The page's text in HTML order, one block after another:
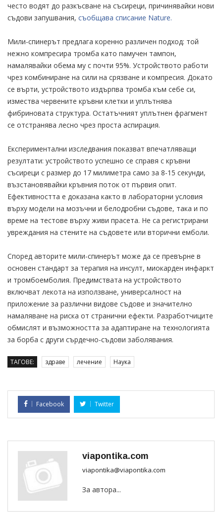
често водят до разкъсване на съсиреци, причинявайки нови
съдови запушвания, съобщава списание Nature.
Мили-спинерът предлага коренно различен подход: той
нежно компресира тромба като памучен тампон,
намалявайки обема му с почти 95%. Устройството работи
чрез комбиниране на сили на срязване и компресия. Докато
се върти, устройството издърпва тромба към себе си,
измества червените кръвни клетки и уплътнява
фибриновата структура. Остатъчният уплътнен фрагмент
се отстранява лесно чрез проста аспирация.
Експериментални изследвания показват впечатляващи
резултати: устройството успешно се справя с кръвни
съсиреци с размер до 17 милиметра само за 8-15 секунди,
възстановявайки кръвния поток от първия опит.
Ефективността е доказана както в лабораторни условия
върху модели на мозъчни и белодробни съдове, така и по
време на тестове върху живи прасета. Не са регистрирани
увреждания на стените на съдовете или вторични емболи.
Според авторите мили-спинерът може да се превърне в
основен стандарт за терапия на инсулт, миокарден инфаркт
и тромбоемболия. Предимствата на устройството
включват лекота на използване, универсалност на
приложение за различни видове съдове и значително
намаляване на риска от странични ефекти. Разработчиците
обмислят и възможността за адаптиране на технологията
за борба с други сърдечно-съдови заболявания.
ТАГОВЕ: здраве лечение Наука
Facebook Twitter
viapontika.com
viapontika@viapontika.com
За автора...